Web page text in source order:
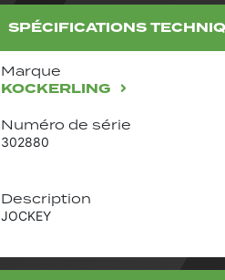
SPÉCIFICATIONS
Marque
KOCKERLING
Description
JOCKEY
Numéro de série
302880